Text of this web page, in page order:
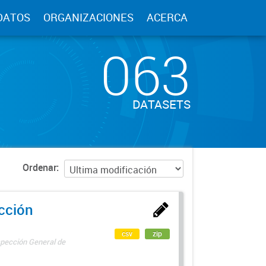
ORGANIZACIONES ACERCA
063
DATASETS
Ordenar
General de
csv zip